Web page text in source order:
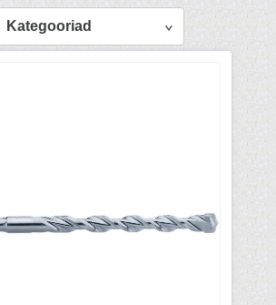
Kategooriad